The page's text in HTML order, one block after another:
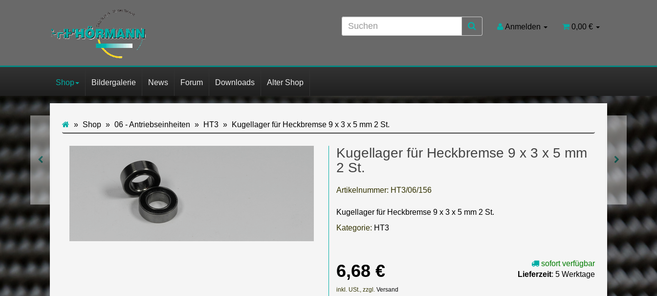
Anmelden 0,00 €
Shop Bildergalerie News Forum Downloads Alter Shop
Shop 06 - Antriebseinheiten HT3 Kugellager für Heckbremse 9 x 3 x 5 mm 2 St.
Kugellager für Heckbremse 9 x 3 x 5 mm
2 St.
Artikelnummer: HT3/06/156
Kugellager für Heckbremse 9 x 3 x 5 mm 2 St.
Kategorie: HT3
6,68 €
inkl. USt., zzgl. Versand
sofort verfügbar
Lieferzeit: 5 Werktage